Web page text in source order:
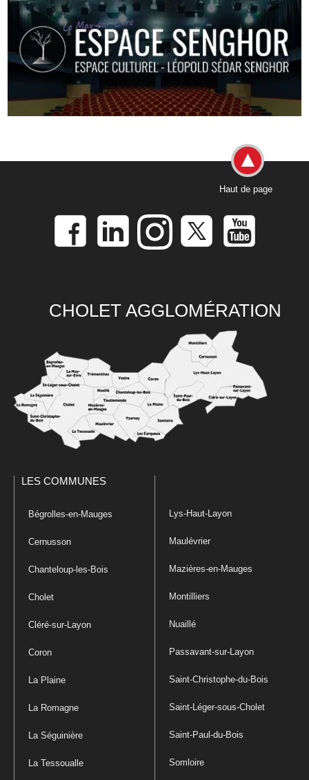
Haut de page
CHOLET AGGLOMÉRATION
LES COMMUNES
Bégrolles-en-Mauges
Cernusson
Chanteloup-les-Bois
Cholet
Cléré-sur-Layon
Coron
La Plaine
La Romagne
La Séguinière
La Tessoualle
Lys-Haut-Layon
Maulévrier
Mazières-en-Mauges
Montilliers
Nuaillé
Passavant-sur-Layon
Saint-Christophe-du-Bois
Saint-Léger-sous-Cholet
Saint-Paul-du-Bois
Somloire